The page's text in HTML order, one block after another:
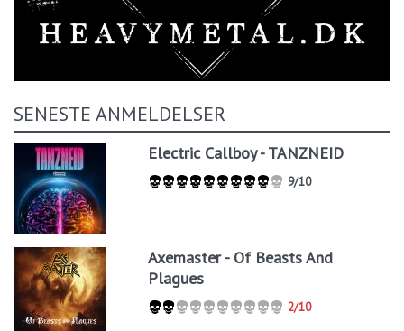
SENESTE ANMELDELSER
Electric Callboy - TANZNEID
9/10
Axemaster - Of Beasts And
Plagues
2/10